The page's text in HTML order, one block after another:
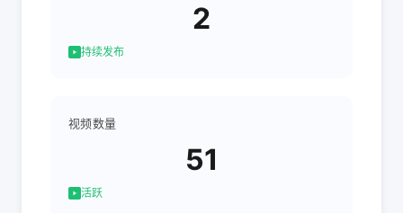
2
持续发布
视频数量
51
活跃